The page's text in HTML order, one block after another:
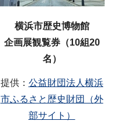
横浜市歴史博物館
企画展観覧券（10組20
名）
提供： 公益財団法人横浜
市ふるさと歴史財団（外
部サイト）